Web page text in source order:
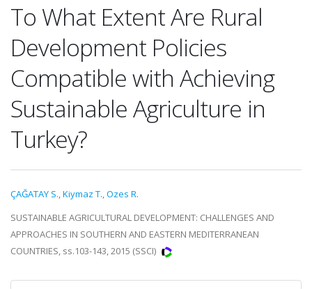
To What Extent Are Rural
Development Policies
Compatible with Achieving
Sustainable Agriculture in
Turkey?
ÇAĞATAY S.,Kiymaz T.,Ozes R.
SUSTAINABLE AGRICULTURAL DEVELOPMENT: CHALLENGES AND
APPROACHES IN SOUTHERN AND EASTERN MEDITERRANEAN
COUNTRIES, ss.103-143, 2015 (SSCI)